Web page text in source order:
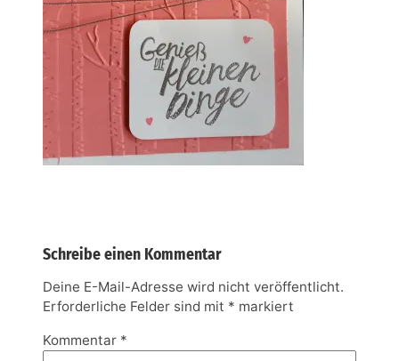
Schreibe einen Kommentar
Deine E-Mail-Adresse wird nicht veröffentlicht.
Erforderliche Felder sind mit * markiert
Kommentar *